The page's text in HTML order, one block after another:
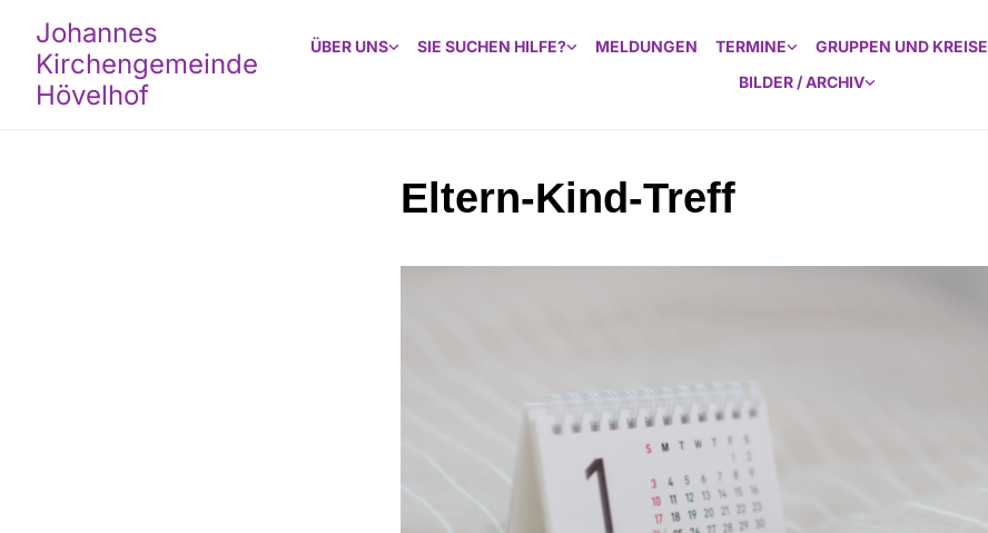
Johannes
Kirchengemeinde
Hövelhof
ÜBER UNS SIE SUCHEN HILFE? MELDUNGEN TERMINE GRUPPEN UND KREISE
BILDER / ARCHIV
Eltern-Kind-Treff